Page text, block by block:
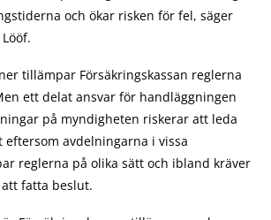
och ökar risken för fel, säger
tillämpar Försäkringskassan reglerna
ett delat ansvar för handläggningen
på myndigheten riskerar att leda
avdelningarna i vissa
reglerna på olika sätt och ibland kräver
fatta beslut.